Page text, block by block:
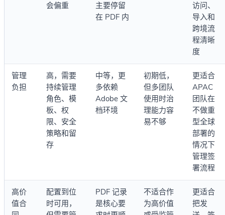
会偏重
主要停留
在 PDF 内
访问、
导入和
跨境流
程清晰
度
管理
负担
高，需要
持续管理
角色、模
板、权
限、安全
策略和留
存
中等，更
多依赖
Adobe 文
档环境
初期低，
但多团队
使用时治
理能力容
易不够
更适合
APAC
团队在
不做重
型全球
部署的
情况下
管理签
署流程
高价
值合
配置到位
时可用，
PDF 记录
是核心要
不适合作
为高价值
更适合
把发